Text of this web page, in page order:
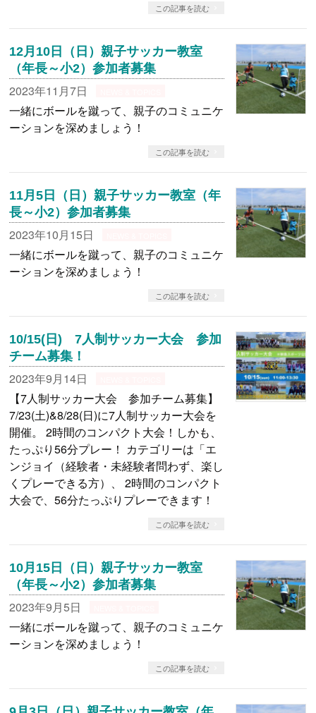
この記事を読む
12月10日（日）親子サッカー教室
（年長～小2）参加者募集
2023年11月7日
一緒にボールを蹴って、親子のコミュニケ
ーションを深めましょう！
この記事を読む
11月5日（日）親子サッカー教室（年
長～小2）参加者募集
2023年10月15日
一緒にボールを蹴って、親子のコミュニケ
ーションを深めましょう！
この記事を読む
10/15(日) 7人制サッカー大会 参加
チーム募集！
2023年9月14日
【7人制サッカー大会 参加チーム募集】
7/23(土)&8/28(日)に7人制サッカー大会を
開催。 2時間のコンパクト大会！しかも、
たっぷり56分プレー！ カテゴリーは「エ
ンジョイ（経験者・未経験者問わず、楽し
くプレーできる方）、 2時間のコンパクト
大会で、56分たっぷりプレーできます！
この記事を読む
10月15日（日）親子サッカー教室
（年長～小2）参加者募集
2023年9月5日
一緒にボールを蹴って、親子のコミュニケ
ーションを深めましょう！
この記事を読む